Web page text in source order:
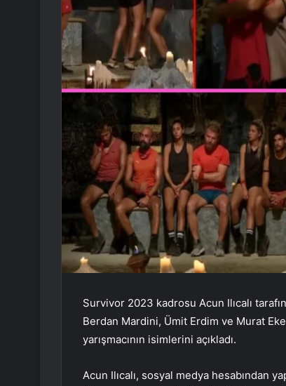
Survivor 2023 kadrosu Acun Ilıcalı
Berdan Mardini, Ümit Erdim ve Murat
yarışmacının isimlerini açıkladı.
Acun Ilıcalı, sosyal medya hesabından